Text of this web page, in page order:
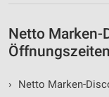
Netto Marken-
›
Netto Marken-